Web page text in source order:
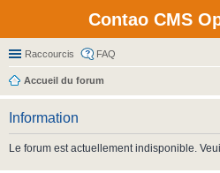
Contao CMS
Raccourcis FAQ
Accueil du forum
Information
Le forum est actuellement indisponible.